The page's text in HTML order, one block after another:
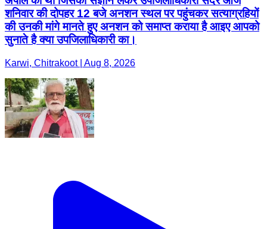
शनिवार की दोपहर 12 बजे अनशन स्थल पर पहुंचकर सत्याग्रहियों
की उनकी मांगे मानते हुए अनशन को समाप्त कराया है आइए आपको
सुनाते है क्या उपजिलाधिकारी का।
Karwi, Chitrakoot | Aug 8, 2026